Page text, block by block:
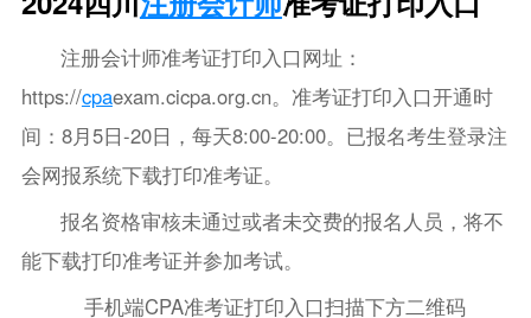
注册会计师准考证打印入口网址：
https://cpaexam.cicpa.org.cn。准考证打印入口开通时
间：8月5日-20日，每天8:00-20:00。已报名考生登录注
会网报系统下载打印准考证。
报名资格审核未通过或者未交费的报名人员，将不
能下载打印准考证并参加考试。
手机端CPA准考证打印入口扫描下方二维码